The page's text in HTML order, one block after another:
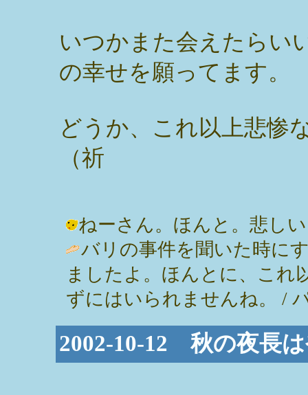
いつかまた会えたらい
の幸せを願ってます。
どうか、これ以上悲惨
（祈
ねーさん。ほんと。悲し
バリの事件を聞いた時に
ましたよ。ほんとに、これ
ずにはいられませんね。 /
2002-10-12 秋の夜長